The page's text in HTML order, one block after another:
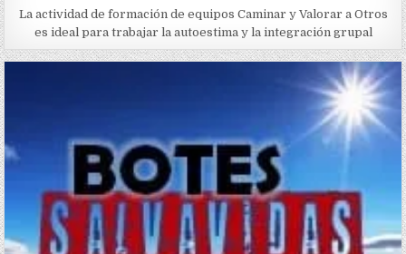
La actividad de formación de equipos Caminar y Valorar a Otros
es ideal para trabajar la autoestima y la integración grupal